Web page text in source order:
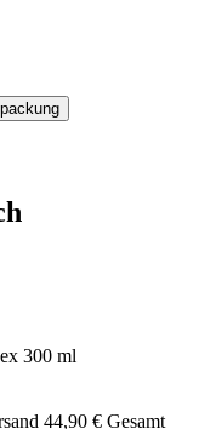
300 ml
44,90 € Gesamt